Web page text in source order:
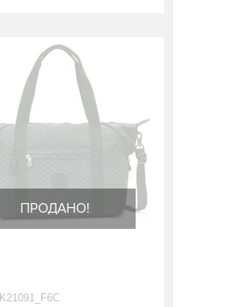
ПРОДАНО!
K21091_F6C